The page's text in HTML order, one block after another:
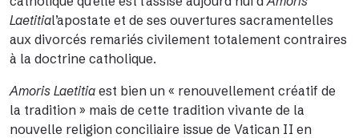
Laetitial’apostate et de ses ouvertures sacramentelles
aux divorcés remariés civilement totalement contraires
à la doctrine catholique.
Amoris Laetitia est bien un « renouvellement créatif de
la tradition » mais de cette tradition vivante de la
nouvelle religion conciliaire issue de Vatican II en